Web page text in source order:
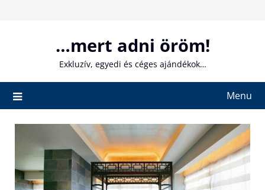
…mert adni öröm!
Exkluzív, egyedi és céges ajándékok…
Menu